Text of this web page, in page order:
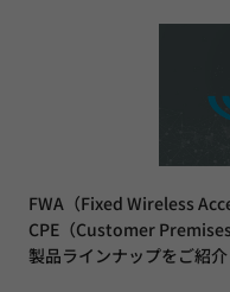
FWA（Fixed Wireless
CPE（Customer
製品ラインナップをご紹介